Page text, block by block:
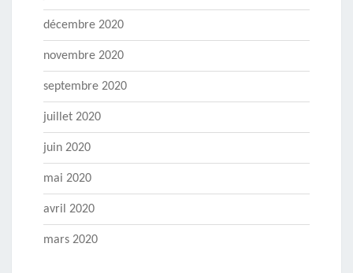
décembre 2020
novembre 2020
septembre 2020
juillet 2020
juin 2020
mai 2020
avril 2020
mars 2020